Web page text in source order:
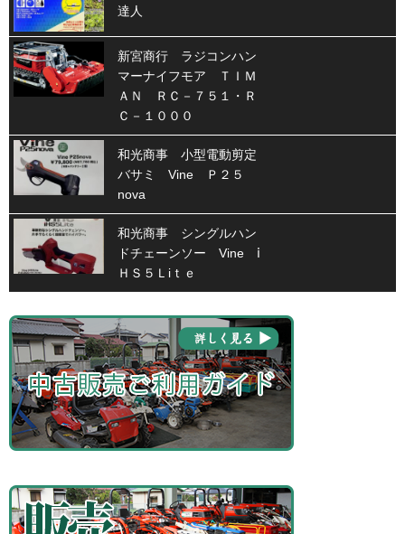
達人
新宮商行 ラジコンハン
マーナイフモア ＴＩＭ
ＡＮ ＲＣ－７５１・Ｒ
Ｃ－１０００
和光商事 小型電動剪定
バサミ Vine Ｐ２５
nova
和光商事 シングルハン
ドチェーンソー Vine ⅰ
ＨＳ５Ｌiｔｅ